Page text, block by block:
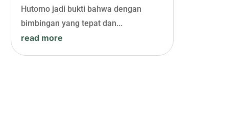
Hutomo jadi bukti bahwa dengan
bimbingan yang tepat dan...
read more